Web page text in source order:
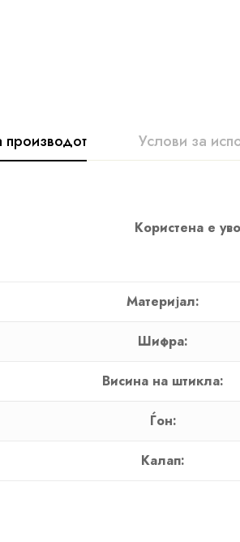
производот Услови за
Користена е
Материјал:
Шифра:
Висина на штикла:
Ѓон:
Калап: